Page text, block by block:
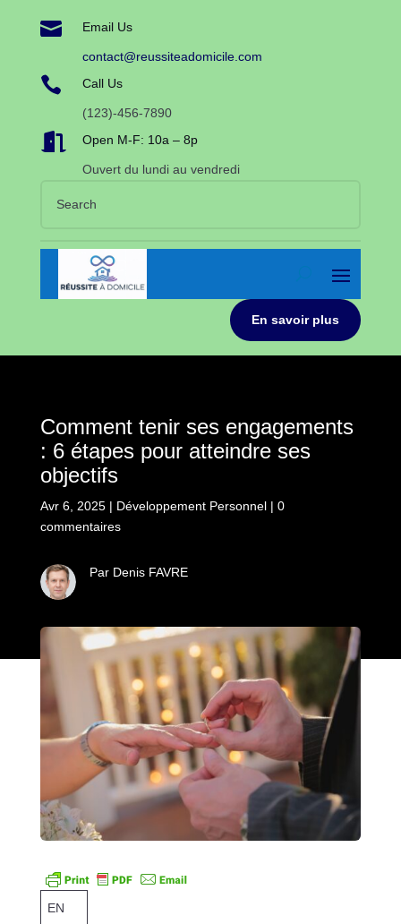
 Email Us
contact@reussiteadomicile.com
 Call Us
(123)-456-7890
 Open M-F: 10a – 8p
Ouvert du lundi au vendredi
En savoir plus
Comment tenir ses engagements
: 6 étapes pour atteindre ses
objectifs
Avr 6, 2025| Développement Personnel| 0
commentaires
Par Denis FAVRE
EN